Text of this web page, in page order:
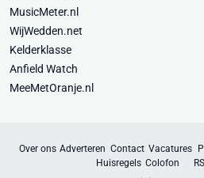
MusicMeter.nl
WijWedden.net
Kelderklasse
Anfield Watch
MeeMetOranje.nl
Over ons Adverteren Contact Vacatures
Huisregels Colofon